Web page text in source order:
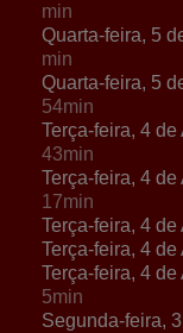
min
Quarta-feira, 5
min
Quarta-feira, 5
54min
Terça-feira, 4
43min
Terça-feira, 4
17min
Terça-feira, 4
Terça-feira, 4
Terça-feira, 4
5min
Segunda-feira,